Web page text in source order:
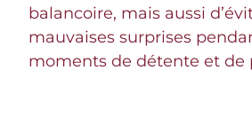
balancoire, mais aussi
mauvaises surprises
moments de détente et de